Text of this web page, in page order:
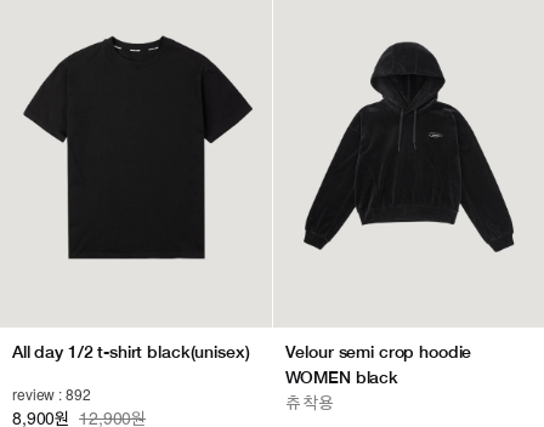
All day 1/2 t-shirt black(unisex)
review : 892
8,900원 12,900원
Velour semi crop hoodie
WOMEN black
츄 착용